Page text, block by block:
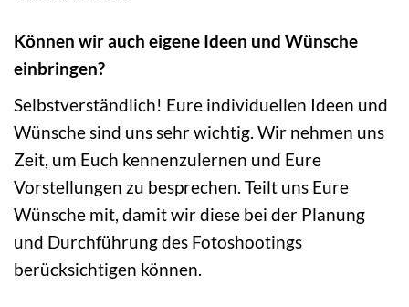
Können wir auch eigene Ideen und Wünsche
einbringen?
Selbstverständlich! Eure individuellen Ideen und
Wünsche sind uns sehr wichtig. Wir nehmen uns
Zeit, um Euch kennenzulernen und Eure
Vorstellungen zu besprechen. Teilt uns Eure
Wünsche mit, damit wir diese bei der Planung
und Durchführung des Fotoshootings
berücksichtigen können.